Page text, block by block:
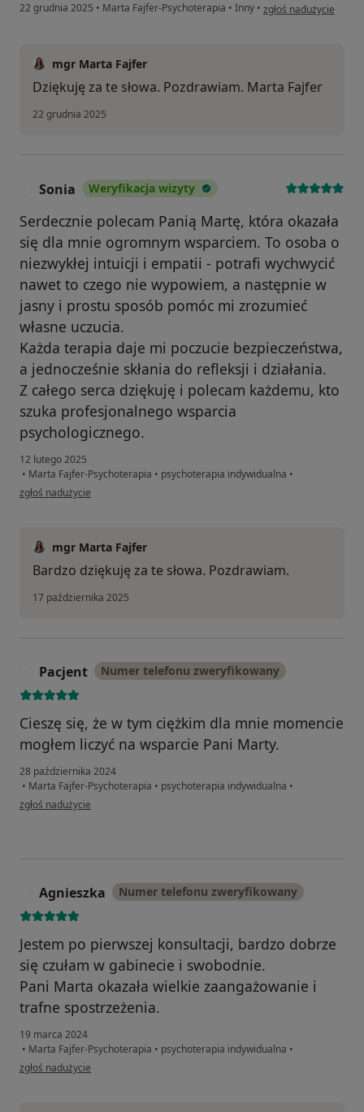
22 grudnia 2025 • Marta Fajfer-Psychoterapia • Inny • w opinii użytkownika
zgłoś nadużycie
mgr Marta Fajfer
Dziękuję za te słowa. Pozdrawiam. Marta Fajfer
22 grudnia 2025
Sonia Weryfikacja wizyty
Serdecznie polecam Panią Martę, która okazała
się dla mnie ogromnym wsparciem. To osoba o
niezwykłej intuicji i empatii - potrafi wychwycić
nawet to czego nie wypowiem, a następnie w
jasny i prostu sposób pomóc mi zrozumieć
własne uczucia.
Każda terapia daje mi poczucie bezpieczeństwa,
a jednocześnie skłania do refleksji i działania.
Z całego serca dziękuję i polecam każdemu, kto
szuka profesjonalnego wsparcia
psychologicznego.
12 lutego 2025
• Marta Fajfer-Psychoterapia • psychoterapia indywidualna •
w opinii użytkownika Sonia
zgłoś nadużycie
mgr Marta Fajfer
Bardzo dziękuję za te słowa. Pozdrawiam.
17 października 2025
Pacjent Numer telefonu zweryfikowany
Cieszę się, że w tym ciężkim dla mnie momencie
mogłem liczyć na wsparcie Pani Marty.
28 października 2024
• Marta Fajfer-Psychoterapia • psychoterapia indywidualna •
w opinii użytkownika Pacjent
zgłoś nadużycie
Agnieszka Numer telefonu zweryfikowany
Jestem po pierwszej konsultacji, bardzo dobrze
się czułam w gabinecie i swobodnie.
Pani Marta okazała wielkie zaangażowanie i
trafne spostrzeżenia.
19 marca 2024
• Marta Fajfer-Psychoterapia • psychoterapia indywidualna •
w opinii użytkownika Agnieszka
zgłoś nadużycie